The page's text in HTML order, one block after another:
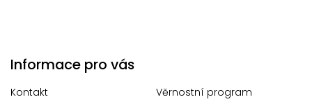
Informace pro vás
Kontakt
Věrnostní program